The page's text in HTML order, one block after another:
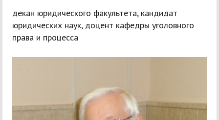
декан юридического факультета, кандидат
юридических наук, доцент кафедры уголовного
права и процесса